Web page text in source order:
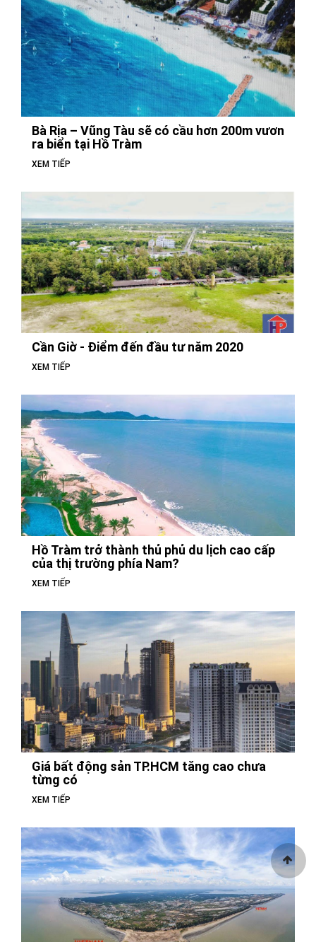
Bà Rịa – Vũng Tàu sẽ có cầu hơn 200m vươn
ra biển tại Hồ Tràm
XEM TIẾP
Cần Giờ - Điểm đến đầu tư năm 2020
XEM TIẾP
Hồ Tràm trở thành thủ phủ du lịch cao cấp
của thị trường phía Nam?
XEM TIẾP
Giá bất động sản TP.HCM tăng cao chưa
từng có
XEM TIẾP